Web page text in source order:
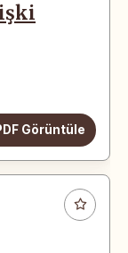
Görüntüle